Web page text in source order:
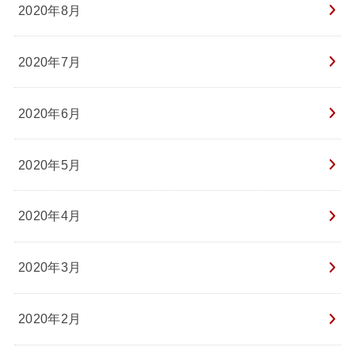
2020年8月
2020年7月
2020年6月
2020年5月
2020年4月
2020年3月
2020年2月